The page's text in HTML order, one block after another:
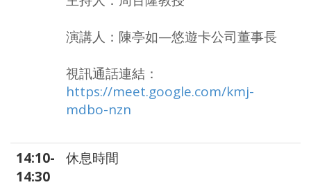
演講人：陳亭如—悠遊卡公司董事長
視訊通話連結：
https://meet.google.com/kmj-
mdbo-nzn
14:10-
14:30
休息時間